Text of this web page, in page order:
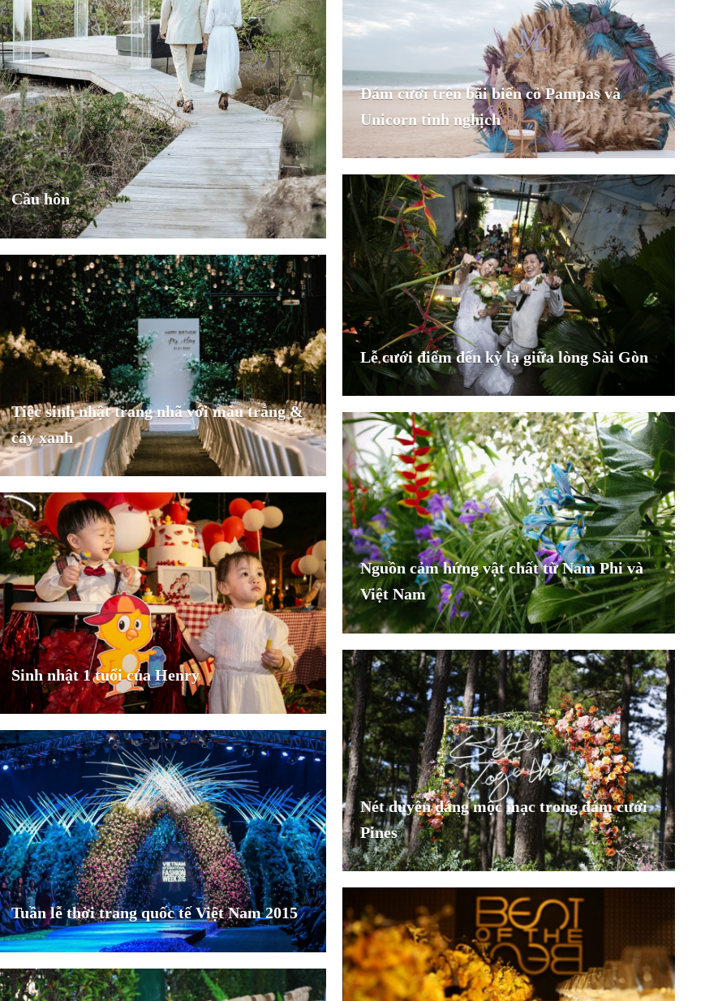
Cầu hôn
Đám cưới trên bãi biển cỏ Pampas và
Unicorn tinh nghịch
Lễ cưới điểm đến kỳ lạ giữa lòng Sài Gòn
Tiệc sinh nhật trang nhã với màu trắng &
cây xanh
Nguồn cảm hứng vật chất từ Nam Phi và
Việt Nam
Sinh nhật 1 tuổi của Henry
Nét duyên dáng mộc mạc trong đám cưới
Pines
Tuần lễ thời trang quốc tế Việt Nam 2015